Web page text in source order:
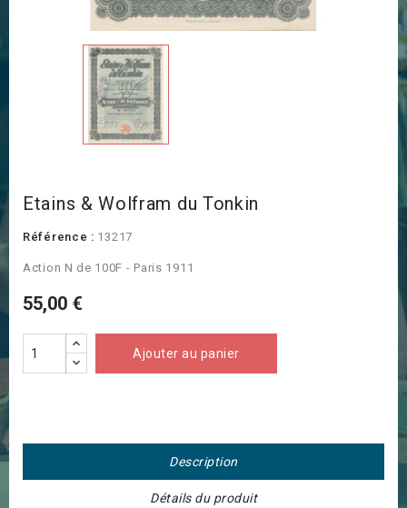
Etains & Wolfram du Tonkin
Référence : 13217
Action N de 100F - Paris 1911
55,00 €
Ajouter au panier
Description
Détails du produit